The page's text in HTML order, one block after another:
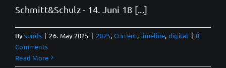
Schmitt&Schulz - 14. Juni 18 [...]
Bysunds | 26. May 2025 | 2025, Current, timeline, digital | 0
Comments
Read More